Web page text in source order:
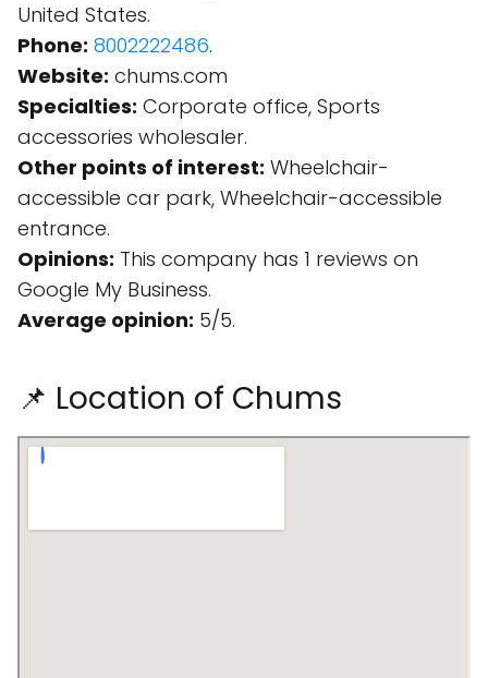
United States.
Phone: 8002222486.
Website: chums.com
Specialties: Corporate office, Sports
accessories wholesaler.
Other points of interest: Wheelchair-
accessible car park, Wheelchair-accessible
entrance.
Opinions: This company has 1 reviews on
Google My Business.
Average opinion: 5/5.
📌 Location of Chums